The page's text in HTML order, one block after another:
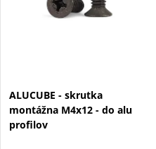
ALUCUBE - skrutka
montážna M4x12 - do alu
profilov